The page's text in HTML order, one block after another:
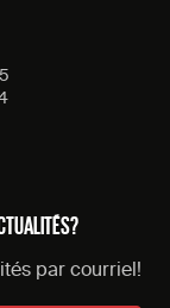
par courriel!